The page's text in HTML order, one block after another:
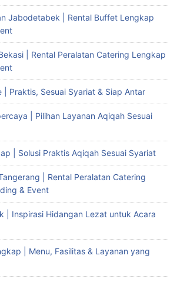
Jabodetabek | Rental Buffet Lengkap
| Rental Peralatan Catering Lengkap
| Praktis, Sesuai Syariat & Siap Antar
| Pilihan Layanan Aqiqah Sesuai
| Solusi Praktis Aqiqah Sesuai Syariat
| Rental Peralatan Catering
& Event
| Inspirasi Hidangan Lezat untuk Acara
| Menu, Fasilitas & Layanan yang